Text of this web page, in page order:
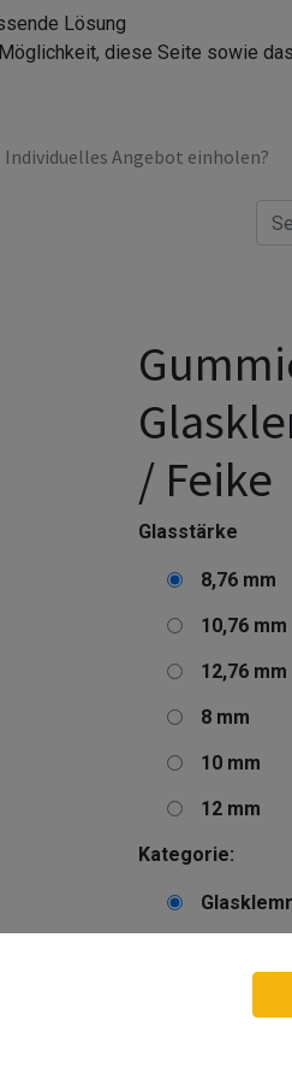
Lösung
diese Seite sowie
Individuelles Angebot einholen?
/ Feike
Glasstärke
8,76 mm
10,76 mm
12,76 mm
8 mm
10 mm
12 mm
Kategorie: